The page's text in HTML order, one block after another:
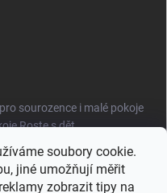
soubory cookie.
jiné umožňují měřit
zobrazit tipy na
sourozence i malé pokoje
Roste s dět...
pro malé prostory i